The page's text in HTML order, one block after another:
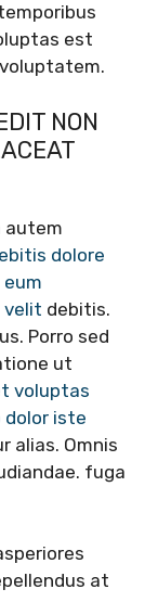
est
NON
autem
dolore
eum
velit debitis.
Porro sed
ut
voluptas
dolor iste
alias. Omnis
fuga
at